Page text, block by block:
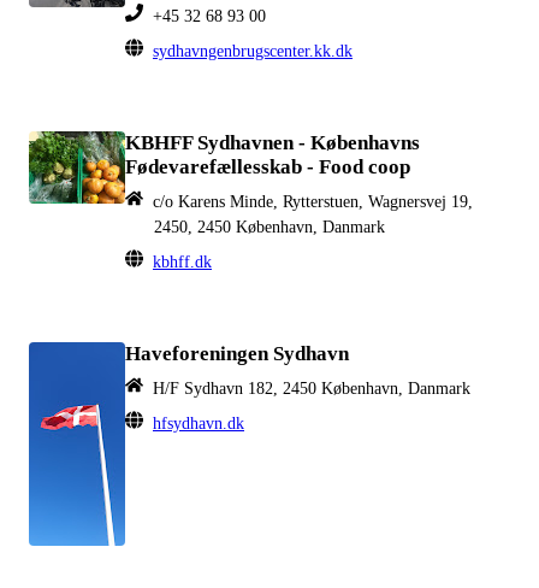
+45 32 68 93 00
sydhavngenbrugscenter.kk.dk
KBHFF Sydhavnen - Københavns
Fødevarefællesskab - Food coop
c/o Karens Minde, Rytterstuen, Wagnersvej 19,
2450, 2450 København, Danmark
kbhff.dk
Haveforeningen Sydhavn
H/F Sydhavn 182, 2450 København, Danmark
hfsydhavn.dk